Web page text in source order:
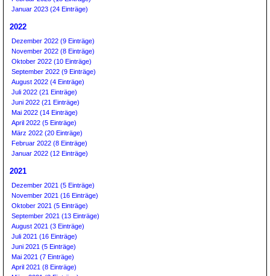
Januar 2023 (24 Einträge)
2022
Dezember 2022 (9 Einträge)
November 2022 (8 Einträge)
Oktober 2022 (10 Einträge)
September 2022 (9 Einträge)
August 2022 (4 Einträge)
Juli 2022 (21 Einträge)
Juni 2022 (21 Einträge)
Mai 2022 (14 Einträge)
April 2022 (5 Einträge)
März 2022 (20 Einträge)
Februar 2022 (8 Einträge)
Januar 2022 (12 Einträge)
2021
Dezember 2021 (5 Einträge)
November 2021 (16 Einträge)
Oktober 2021 (5 Einträge)
September 2021 (13 Einträge)
August 2021 (3 Einträge)
Juli 2021 (16 Einträge)
Juni 2021 (5 Einträge)
Mai 2021 (7 Einträge)
April 2021 (8 Einträge)